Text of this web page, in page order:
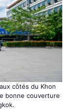
côtés du Khon
bonne couverture